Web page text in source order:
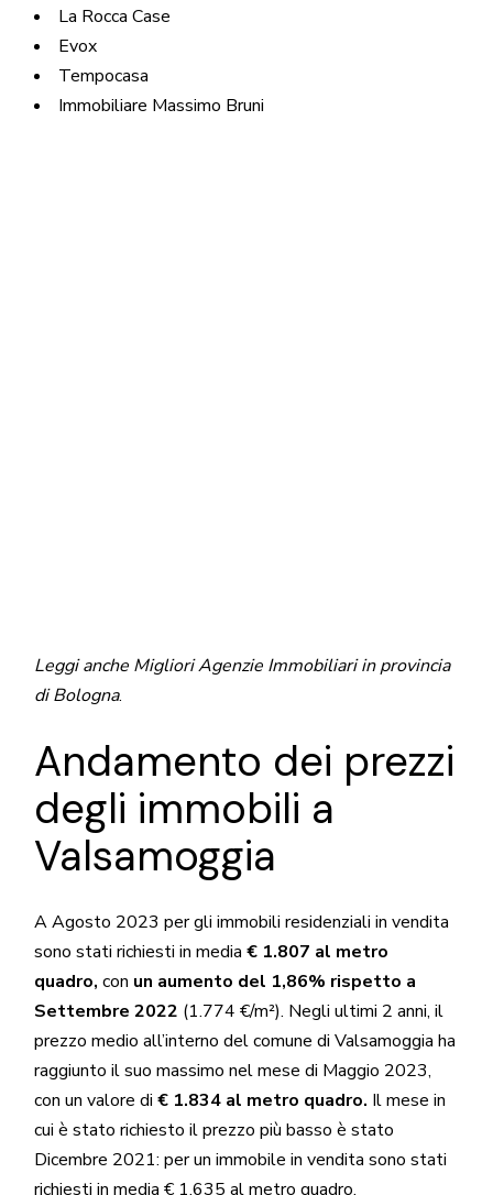
La Rocca Case
Evox
Tempocasa
Immobiliare Massimo Bruni
Leggi anche Migliori Agenzie Immobiliari in provincia
di Bologna.
Andamento dei prezzi
degli immobili a
Valsamoggia
A Agosto 2023 per gli immobili residenziali in vendita
sono stati richiesti in media€ 1.807 al metro
quadro, con un aumento del 1,86% rispetto a
Settembre 2022 (1.774 €/m²). Negli ultimi 2 anni, il
prezzo medio all’interno del comune di Valsamoggia ha
raggiunto il suo massimo nel mese di Maggio 2023,
con un valore di€ 1.834 al metro quadro. Il mese in
cui è stato richiesto il prezzo più basso è stato
Dicembre 2021: per un immobile in vendita sono stati
richiesti in media € 1.635 al metro quadro.